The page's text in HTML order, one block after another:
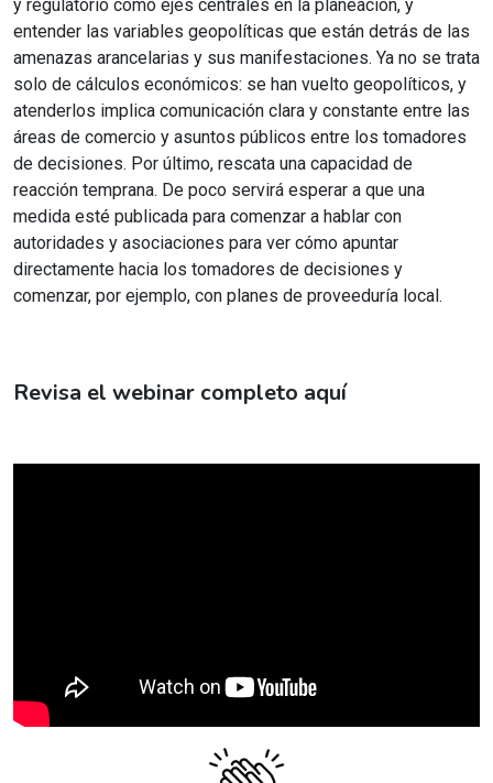
y regulatorio como ejes centrales en la planeación, y
entender las variables geopolíticas que están detrás de las
amenazas arancelarias y sus manifestaciones. Ya no se trata
solo de cálculos económicos: se han vuelto geopolíticos, y
atenderlos implica comunicación clara y constante entre las
áreas de comercio y asuntos públicos entre los tomadores
de decisiones. Por último, rescata una capacidad de
reacción temprana. De poco servirá esperar a que una
medida esté publicada para comenzar a hablar con
autoridades y asociaciones para ver cómo apuntar
directamente hacia los tomadores de decisiones y
comenzar, por ejemplo, con planes de proveeduría local.
Revisa el webinar completo aquí